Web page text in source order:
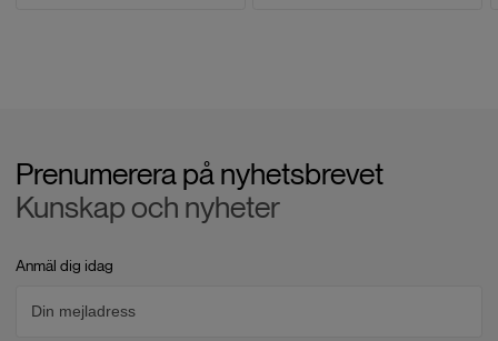
Prenumerera på nyhetsbrevet
Kunskap och nyheter
Anmäl dig idag